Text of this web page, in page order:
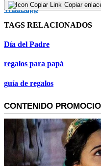
Copiar
TAGS RELACIONADOS
Día del Padre
regalos para papá
guía de regalos